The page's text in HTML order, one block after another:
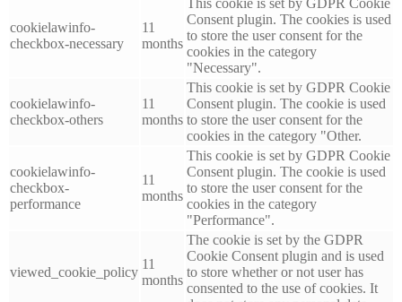
cookielawinfo-
checkbox-necessary
11
months
Consent plugin. The cookies is used
to store the user consent for the
cookies in the category
"Necessary".
cookielawinfo-
checkbox-others
11
months
This cookie is set by GDPR Cookie
Consent plugin. The cookie is used
to store the user consent for the
cookies in the category "Other.
cookielawinfo-
checkbox-
performance
11
months
This cookie is set by GDPR Cookie
Consent plugin. The cookie is used
to store the user consent for the
cookies in the category
"Performance".
viewed_cookie_policy
11
months
The cookie is set by the GDPR
Cookie Consent plugin and is used
to store whether or not user has
consented to the use of cookies. It